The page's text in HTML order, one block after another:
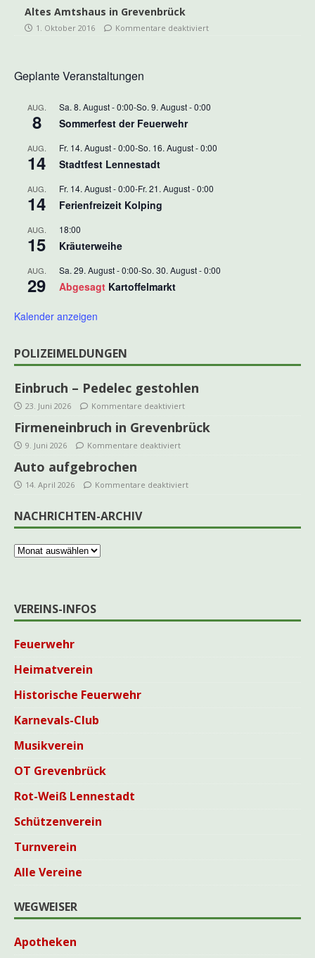
Altes Amtshaus in Grevenbrück
1. Oktober 2016 Kommentare deaktiviert
Geplante Veranstaltungen
AUG.
8
Sa. 8. August - 0:00-So. 9. August - 0:00
Sommerfest der Feuerwehr
AUG.
14
Fr. 14. August - 0:00-So. 16. August - 0:00
Stadtfest Lennestadt
AUG.
14
Fr. 14. August - 0:00-Fr. 21. August - 0:00
Ferienfreizeit Kolping
AUG.
15
18:00
Kräuterweihe
AUG.
29
Sa. 29. August - 0:00-So. 30. August - 0:00
Abgesagt Kartoffelmarkt
Kalender anzeigen
POLIZEIMELDUNGEN
Einbruch – Pedelec gestohlen
23. Juni 2026 Kommentare deaktiviert
Firmeneinbruch in Grevenbrück
9. Juni 2026 Kommentare deaktiviert
Auto aufgebrochen
14. April 2026 Kommentare deaktiviert
NACHRICHTEN-ARCHIV
VEREINS-INFOS
Feuerwehr
Heimatverein
Historische Feuerwehr
Karnevals-Club
Musikverein
OT Grevenbrück
Rot-Weiß Lennestadt
Schützenverein
Turnverein
Alle Vereine
WEGWEISER
Apotheken